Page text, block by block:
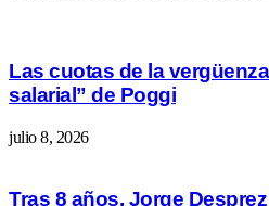
Las cuotas de la
salarial” de Poggi
julio 8, 2026
Tras 8 años, Jorge